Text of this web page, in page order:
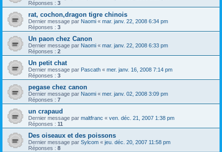
Réponses : 3
rat, cochon,dragon tigre chinois
Dernier message par Naomi « mar. janv. 22, 2008 6:34 pm
Réponses : 3
Un paon chez Canon
Dernier message par Naomi « mar. janv. 22, 2008 6:33 pm
Réponses : 2
Un petit chat
Dernier message par Pascath « mer. janv. 16, 2008 7:14 pm
Réponses : 3
pegase chez canon
Dernier message par Naomi « mer. janv. 02, 2008 3:09 pm
Réponses : 7
un crapaud
Dernier message par maltfranc « ven. déc. 21, 2007 1:38 pm
Réponses : 11
Des oiseaux et des poissons
Dernier message par Sylcom « jeu. déc. 20, 2007 11:58 pm
Réponses : 8